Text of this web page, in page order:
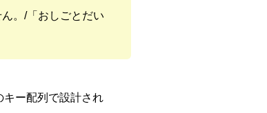
。/「おしごとだい
キー配列で設計され